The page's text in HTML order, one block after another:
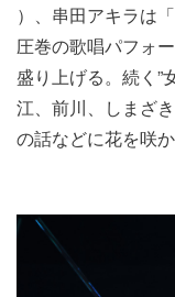
）、串田アキラは
圧巻の歌唱パフォ
盛り上げる。​続く”
江、前川、しまざ
の話などに花を咲か